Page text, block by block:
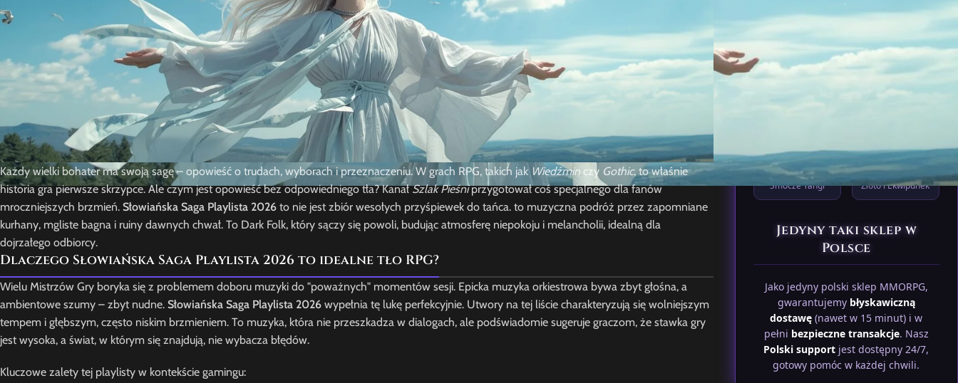
Każdy wielki bohater ma swoją sagę – opowieść o trudach, wyborach i przeznaczeniu. W grach RPG, takich jakWiedźmin czy Gothic, to właśnie
historia gra pierwsze skrzypce. Ale czym jest opowieść bez odpowiedniego tła? KanałSzlak Pieśniprzygotował coś specjalnego dla fanów
mroczniejszych brzmień. Słowiańska Saga Playlista 2026 to nie jest zbiór wesołych przyśpiewek do tańca. to muzyczna podróż przez zapomniane
kurhany, mgliste bagna i ruiny dawnych chwał. To Dark Folk, który sączy się powoli, budując atmosferę niepokoju i melancholii, idealną dla
dojrzałego odbiorcy.
Dlaczego Słowiańska Saga Playlista 2026 to idealne tło RPG?
Wielu Mistrzów Gry boryka się z problemem doboru muzyki do "poważnych" momentów sesji. Epicka muzyka orkiestrowa bywa zbyt głośna, a
ambientowe szumy – zbyt nudne. Słowiańska Saga Playlista 2026 wypełnia tę lukę perfekcyjnie. Utwory na tej liście charakteryzują się wolniejszym
tempem i głębszym, często niskim brzmieniem. To muzyka, która nie przeszkadza w dialogach, ale podświadomie sugeruje graczom, że stawka gry
jest wysoka, a świat, w którym się znajdują, nie wybacza błędów.
Kluczowe zalety tej playlisty w kontekście gamingu:
Path of Exile 2
Przedmioty
Garden
Zwierzaki
XenoxMT2
Smocze Yangi
Diablo 4
Złoto i Ekwipunek
Jedyny taki sklep w
Polsce
Jako jedyny polski sklep MMORPG,
gwarantujemy błyskawiczną
dostawę (nawet w 15 minut) i w
pełni bezpieczne transakcje. Nasz
Polski support jest dostępny 24/7,
gotowy pomóc w każdej chwili.